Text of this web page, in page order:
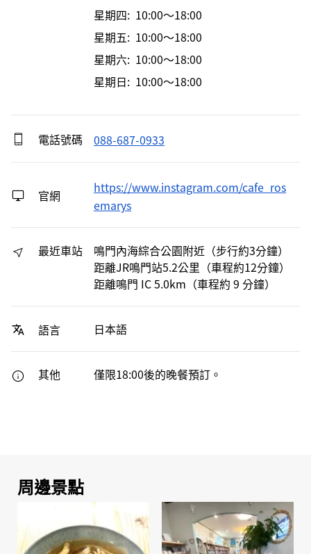
星期四: 10:00～18:00
星期五: 10:00～18:00
星期六: 10:00～18:00
星期日: 10:00～18:00
電話號碼 088-687-0933
官網
https://www.instagram.com/cafe_ros
emarys
最近車站
鳴門內海綜合公園附近（步行約3分鐘）
距離JR鳴門站5.2公里（車程約12分鐘）
距離鳴門 IC 5.0km（車程約 9 分鐘）
語言 日本語
其他 僅限18:00後的晚餐預訂。
周邊景點